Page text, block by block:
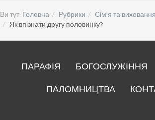
Ви тут: Головна Рубрики
Сім'я та виховання
Як впізнати другу половинку?
ПАРАФІЯ БОГОСЛУЖІННЯ
ПАЛОМНИЦТВА